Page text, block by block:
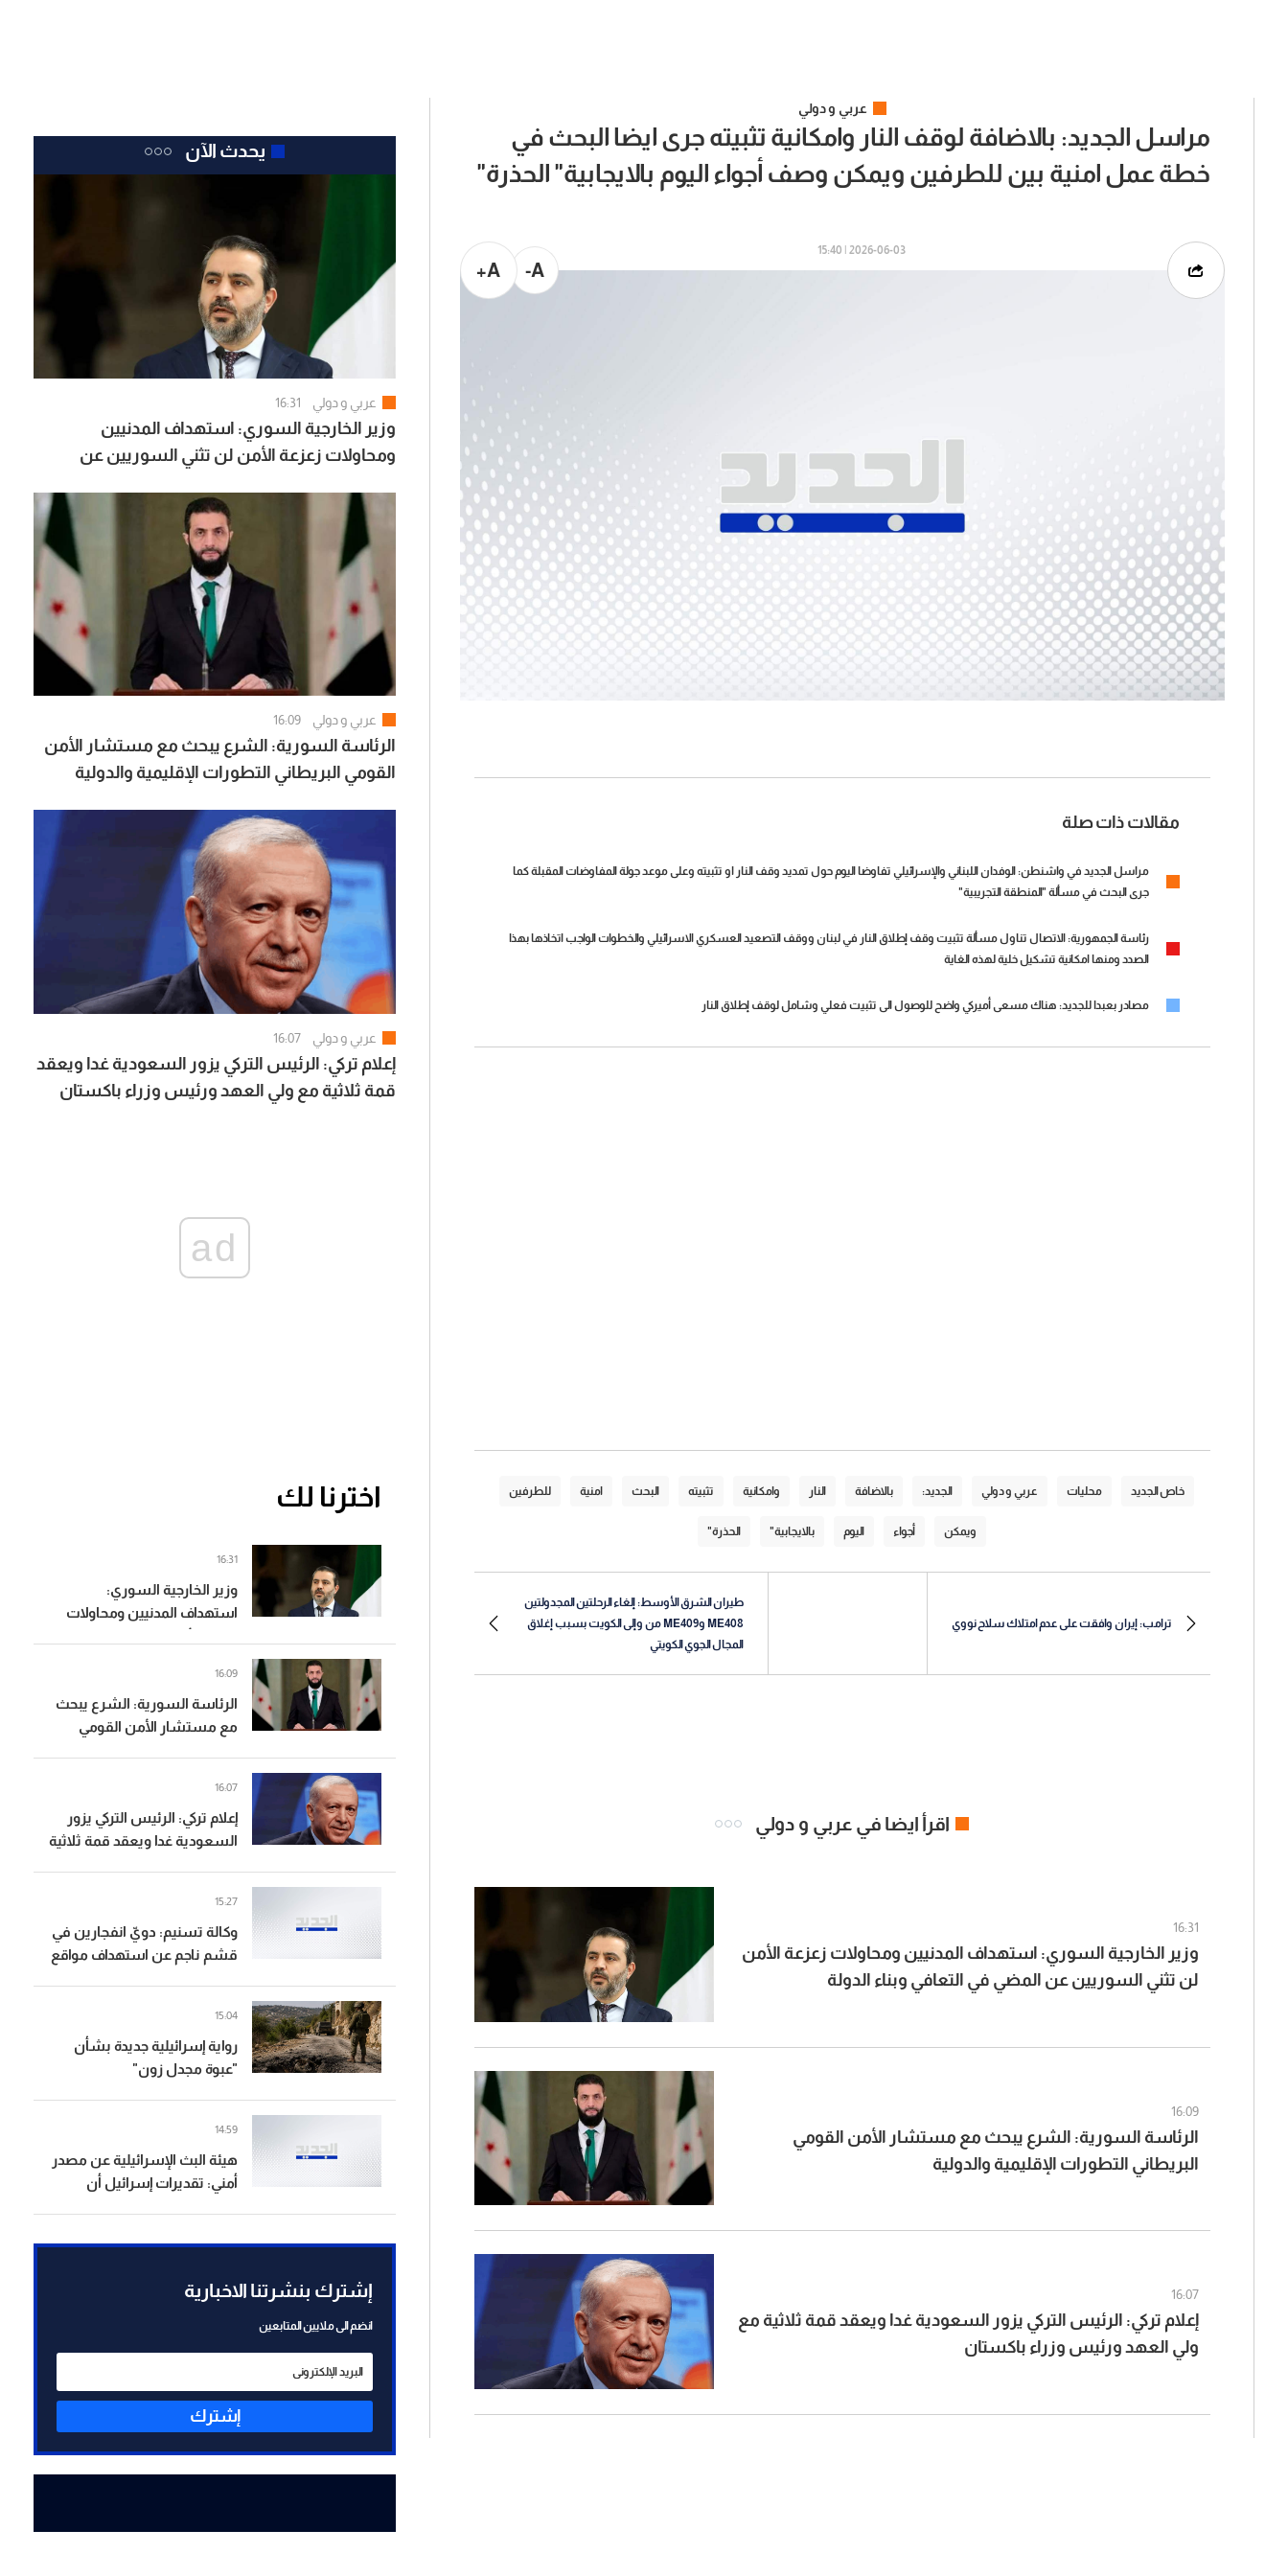
عربي و دولي
مراسل الجديد: بالاضافة لوقف النار وامكانية تثبيته جرى ايضا البحث في
خطة عمل امنية بين للطرفين ويمكن وصف أجواء اليوم بالايجابية" الحذرة"
2026-06-03 | 15:40
A-
A+
مقالات ذات صلة
مراسل الجديد في واشنطن: الوفدان اللبناني والإسرائيلي تفاوضا اليوم حول تمديد وقف النار او تثبيته وعلى موعد جولة المفاوضات المقبلة كما
جرى البحث في مسألة "المنطقة التجريبية"
رئاسة الجمهورية: الاتصال تناول مسألة تثبيت وقف إطلاق النار في لبنان ووقف التصعيد العسكري الاسرائيلي والخطوات الواجب اتخاذها بهذا
الصدد ومنها امكانية تشكيل خلية لهذه الغاية
مصادر بعبدا للجديد: هناك مسعى أميركي واضح للوصول الى تثبيت فعلي وشامل لوقف إطلاق النار
خاص الجديد محليات عربي و دولي الجديد: بالاضافة النار وامكانية تثبيته البحث امنية للطرفين
ويمكن أجواء اليوم بالايجابية" الحذرة"
ترامب: إيران وافقت على عدم امتلاك سلاح نووي
طيران الشرق الأوسط: إلغاء الرحلتين المجدولتين
ME408 وME409 من وإلى الكويت بسبب إغلاق
المجال الجوي الكويتي
اقرأ ايضا في عربي و دولي
16:31
وزير الخارجية السوري: استهداف المدنيين ومحاولات زعزعة الأمن
لن تثني السوريين عن المضي في التعافي وبناء الدولة
16:09
الرئاسة السورية: الشرع يبحث مع مستشار الأمن القومي
البريطاني التطورات الإقليمية والدولية
16:07
إعلام تركي: الرئيس التركي يزور السعودية غدا ويعقد قمة ثلاثية مع
ولي العهد ورئيس وزراء باكستان
يحدث الآن
عربي و دولي 16:31
وزير الخارجية السوري: استهداف المدنيين
ومحاولات زعزعة الأمن لن تثني السوريين عن
عربي و دولي 16:09
الرئاسة السورية: الشرع يبحث مع مستشار الأمن
القومي البريطاني التطورات الإقليمية والدولية
عربي و دولي 16:07
إعلام تركي: الرئيس التركي يزور السعودية غدا ويعقد
قمة ثلاثية مع ولي العهد ورئيس وزراء باكستان
ad
اخترنا لك
وزير الخارجية السوري:
استهداف المدنيين ومحاولات
الدولة
16:31
الرئاسة السورية: الشرع يبحث
مع مستشار الأمن القومي
16:09
إعلام تركي: الرئيس التركي يزور
السعودية غدا ويعقد قمة ثلاثية
16:07
وكالة تسنيم: دويّ انفجارين في
قشم ناجم عن استهداف مواقع
15:27
رواية إسرائيلية جديدة بشأن
"عبوة مجدل زون"
15:04
هيئة البث الإسرائيلية عن مصدر
أمني: تقديرات إسرائيل أن
14:59
إشترك بنشرتنا الاخبارية
انضم الى ملايين المتابعين
إشترك